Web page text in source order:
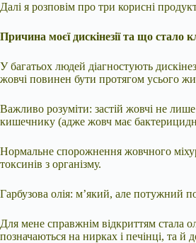
Далі я розповім про три корисні
Причина моєї дискінезії та що
У багатьох людей діагностують
жовчі повинен бути протягом усього
Важливо розуміти: застій жовчі не
кишечнику (адже жовч має
Нормальне спорожнення жовчного
токсинів з організму.
Гарбузова олія: м’який, але потужний
Для мене справжнім відкриттям стала
позначаються на нирках і печінці, та